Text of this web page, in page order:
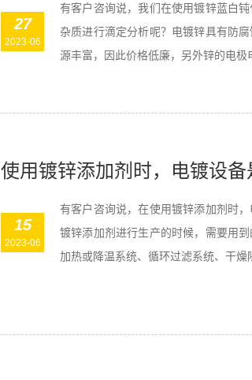
27
2023-06
有客户咨询说，我们在使用镀锌蓝白
杂质进行滴定分析呢？电镀锌具有防
源丰富，因此价格低廉，另外锌的电极
使用镀锌添加剂时，电镀设备
15
2023-06
有客户咨询说，在使用镀锌添加剂时
镀锌添加剂进行生产的时候，需要用
加热或降温系统、循环过滤系统、干燥